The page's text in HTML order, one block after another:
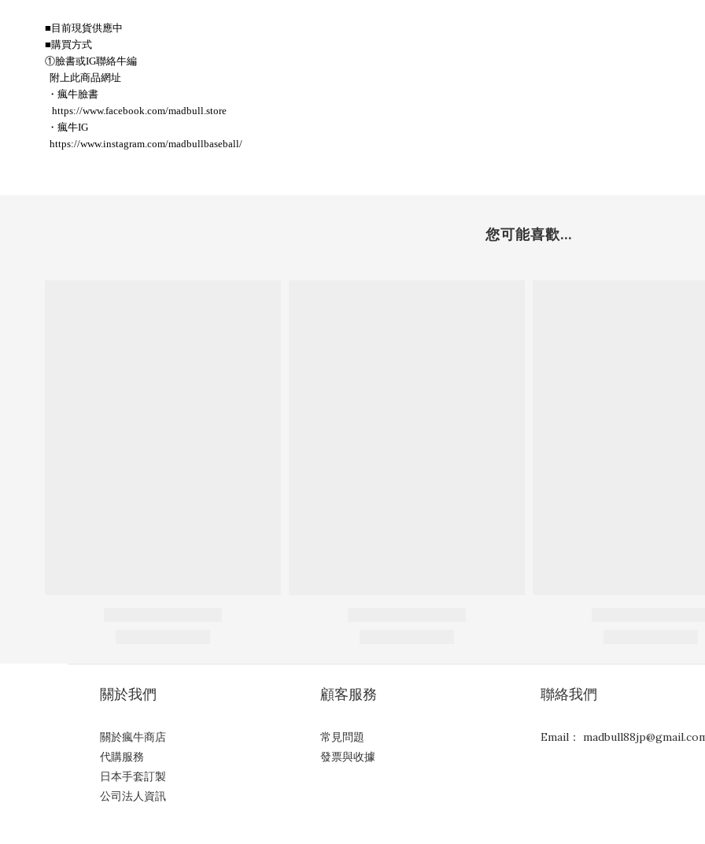
■目前現貨供應中
■購買方式
①臉書或IG聯絡牛編
附上此商品網址
・瘋牛臉書
https://www.facebook.com/madbull.store
・瘋牛IG
https://www.instagram.com/madbullbaseball/
您可能喜歡...
關於我們
關於瘋牛商店
代購服務
日本手套訂製
公司法人資訊
顧客服務
常見問題
發票與收據
聯絡我們
Email：